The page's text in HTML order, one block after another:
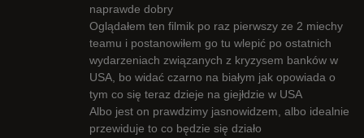
naprawde dobry
Oglądałem ten filmik po raz pierwszy ze 2 miechy
teamu i postanowiłem go tu wlepić po ostatnich
wydarzeniach związanych z kryzysem banków w
USA, bo widać czarno na białym jak opowiada o
tym co się teraz dzieje na giejłdzie w USA
Albo jest on prawdzimy jasnowidzem, albo idealnie
przewiduje to co będzie się działo